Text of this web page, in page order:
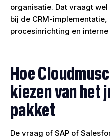
organisatie. Dat vraagt
bij de CRM-
procesinrichting en interne
Hoe
kiezen van het
pakket
De vraag of SAP of